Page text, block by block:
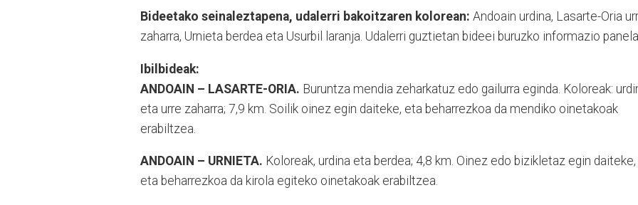
Bideetako seinaleztapena, udalerri bakoitzaren kolorean: Andoain urdina, Lasarte-Oria
zaharra, Urnieta berdea eta Usurbil laranja. Udalerri guztietan bideei buruzko informazio
Ibilbideak:
ANDOAIN – LASARTE-ORIA. Buruntza mendia zeharkatuz edo gailurra eginda. Koloreak:
eta urre zaharra; 7,9 km. Soilik oinez egin daiteke, eta beharrezkoa da mendiko oinetakoak
erabiltzea.
ANDOAIN – URNIETA. Koloreak, urdina eta berdea; 4,8 km. Oinez edo bizikletaz egin daiteke,
eta beharrezkoa da kirola egiteko oinetakoak erabiltzea.